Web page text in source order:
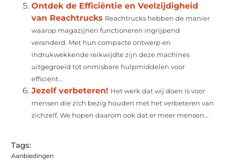
Ontdek de Efficiëntie en Veelzijdigheid
van Reachtrucks Reachtrucks hebben de manier
waarop magazijnen functioneren ingrijpend
veranderd. Met hun compacte ontwerp en
indrukwekkende reikwijdte zijn deze machines
uitgegroeid tot onmisbare hulpmiddelen voor
efficiënt...
Jezelf verbeteren! Het werk dat wij doen is voor
mensen die zich bezig houden met het verbeteren van
zichzelf. We hopen daarom ook dat er meer mensen...
Tags:
Aanbiedingen